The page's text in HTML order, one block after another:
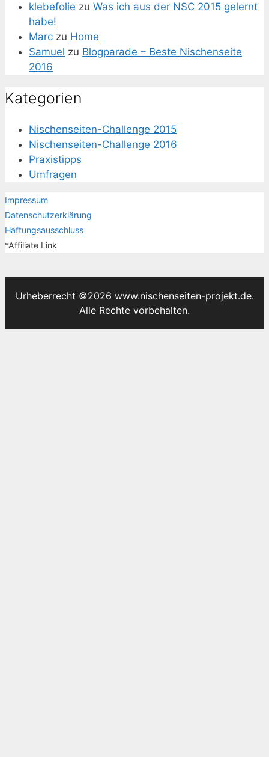
klebefolie zu Was ich aus der NSC 2015 gelernt
habe!
Marc zu Home
Samuel zu Blogparade – Beste Nischenseite
2016
Kategorien
Nischenseiten-Challenge 2015
Nischenseiten-Challenge 2016
Praxistipps
Umfragen
Impressum
Datenschutzerklärung
Haftungsausschluss
*Affiliate Link
Urheberrecht ©2026 www.nischenseiten-projekt.de.
Alle Rechte vorbehalten.